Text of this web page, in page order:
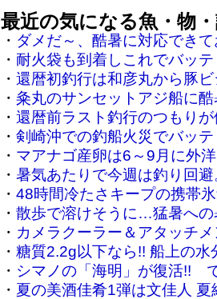
最近の気になる魚・物
・ ダメだ～、酷暑に対応でき
・ 耐火袋も到着しこれでバッ
・ 還暦初釣行は和彦丸から豚
・ 粂丸のサンセットアジ船に
・ 還暦前ラスト釣行のつもり
・ 剣崎沖での釣船火災でバッ
・ マアナゴ産卵は6～9月に外
・ 暑気あたりで今週は釣り回
・ 48時間冷たさキープの携帯
・ 散歩で溶けそうに…猛暑へ
・ カメラクーラー＆アタッチ
・ 糖質2.2g以下なら!! 船上の
・ シマノの「海明」が復活!!
・ 夏の美酒佳肴1弾は文佳人